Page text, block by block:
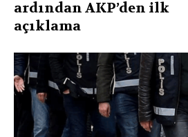
ardından AKP’den ilk
açıklama